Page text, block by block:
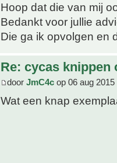
Hoop dat die van mij
Bedankt voor jullie
Die ga ik opvolgen en
Re: cycas knippen
door JmC4c op 06 aug 2015
Wat een knap